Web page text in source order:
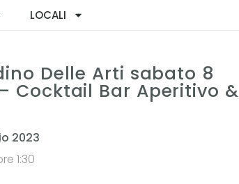
LOCALI
Delle Arti sabato 8
Cocktail Bar Aperitivo &
2023
1:30